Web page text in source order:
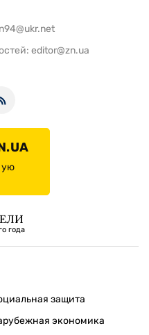
editor@zn.ua
года
защита
экономика